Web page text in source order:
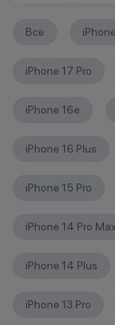
Все
iPhone 17 Pro
iPhone 16е
iPhone 16 Plus
iPhone 15 Pro
iPhone 14 Pro Max
iPhone 14 Plus
iPhone 13 Pro